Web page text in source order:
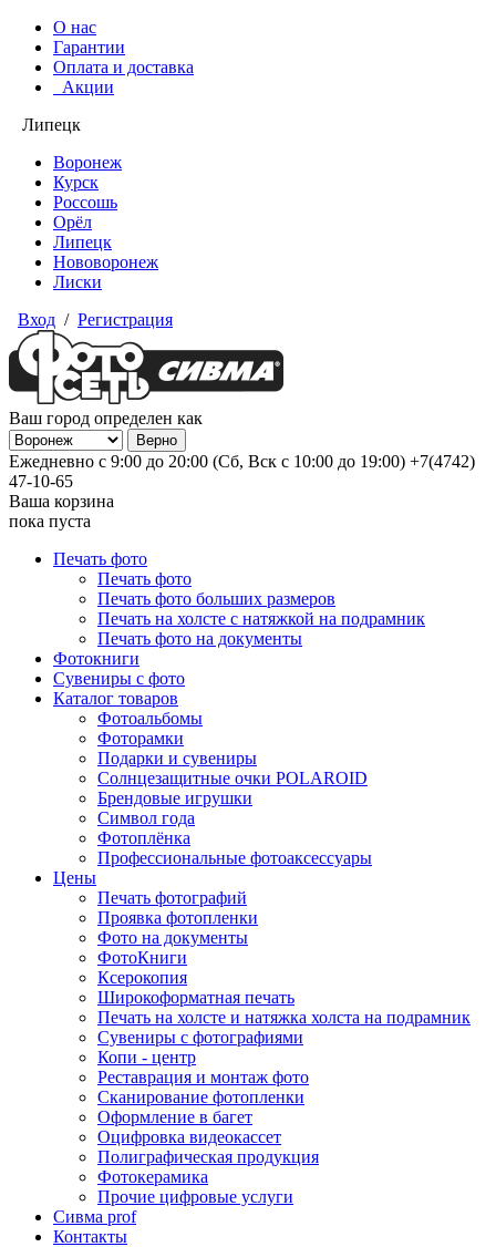
О нас
Гарантии
Оплата и доставка
Акции
Липецк
Воронеж
Курск
Россошь
Орёл
Липецк
Нововоронеж
Лиски
Вход / Регистрация
Ваш город определен как
Ежедневно с 9:00 до 20:00 (Сб, Вск с 10:00 до 19:00) +7(4742)
47-10-65
Ваша корзина
пока пуста
Печать фото
Печать фото
Печать фото больших размеров
Печать на холсте с натяжкой на подрамник
Печать фото на документы
Фотокниги
Сувениры с фото
Каталог товаров
Фотоальбомы
Фоторамки
Подарки и сувениры
Солнцезащитные очки POLAROID
Брендовые игрушки
Символ года
Фотоплёнка
Профессиональные фотоаксессуары
Цены
Печать фотографий
Проявка фотопленки
Фото на документы
ФотоКниги
Ксерокопия
Широкоформатная печать
Печать на холсте и натяжка холста на подрамник
Сувениры с фотографиями
Копи - центр
Реставрация и монтаж фото
Сканирование фотопленки
Оформление в багет
Оцифровка видеокассет
Полиграфическая продукция
Фотокерамика
Прочие цифровые услуги
Сивма prof
Контакты